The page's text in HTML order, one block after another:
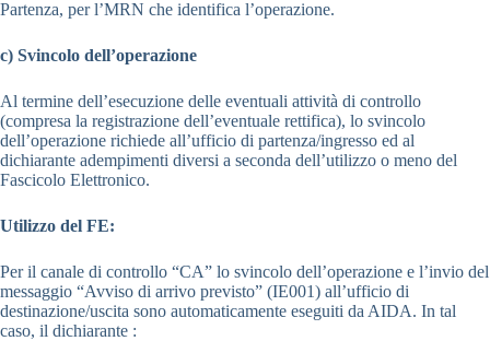
Partenza, per l’MRN che identifica l’operazione.
c) Svincolo dell’operazione
Al termine dell’esecuzione delle eventuali attività di controllo
(compresa la registrazione dell’eventuale rettifica), lo svincolo
dell’operazione richiede all’ufficio di partenza/ingresso ed al
dichiarante adempimenti diversi a seconda dell’utilizzo o meno del
Fascicolo Elettronico.
Utilizzo del FE:
Per il canale di controllo “CA” lo svincolo dell’operazione e l’invio del
messaggio “Avviso di arrivo previsto” (IE001) all’ufficio di
destinazione/uscita sono automaticamente eseguiti da AIDA. In tal
caso, il dichiarante :